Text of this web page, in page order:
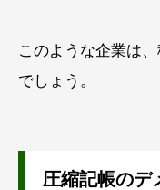
このような企業は
でしょう。
圧縮記帳のデ